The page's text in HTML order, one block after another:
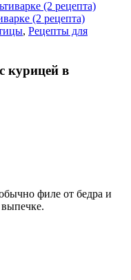
(2 рецепта)
, Рецепты для
курицей в
филе от бедра и